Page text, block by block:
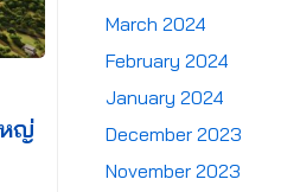
หญ่
March 2024
February 2024
January 2024
December 2023
November 2023